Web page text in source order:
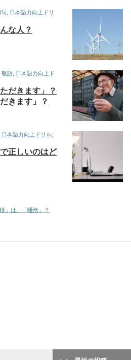
日本語力向上ドリ
な人？
敬語 日本語力向上ド
だきます」？
きます」？
日本語力向上ドリル
正しいのはど
」は、「唖然」？